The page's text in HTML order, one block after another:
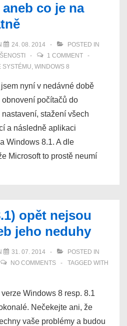
co je na
24. 08. 2014
POSTED IN
1 COMMENT
SYSTÉMU, WINDOWS 8
nyní v nedávné době
obnovení počítačů do
stažení všech
a následně aplikaci
Windows 8.1. A dle
Microsoft to prostě neumí
opět nejsou
jeho neduhy
31. 07. 2014
POSTED IN
NO COMMENTS
TAGGED WITH
Windows 8 resp. 8.1
Nečekejte ani, že
vaše problémy a budou